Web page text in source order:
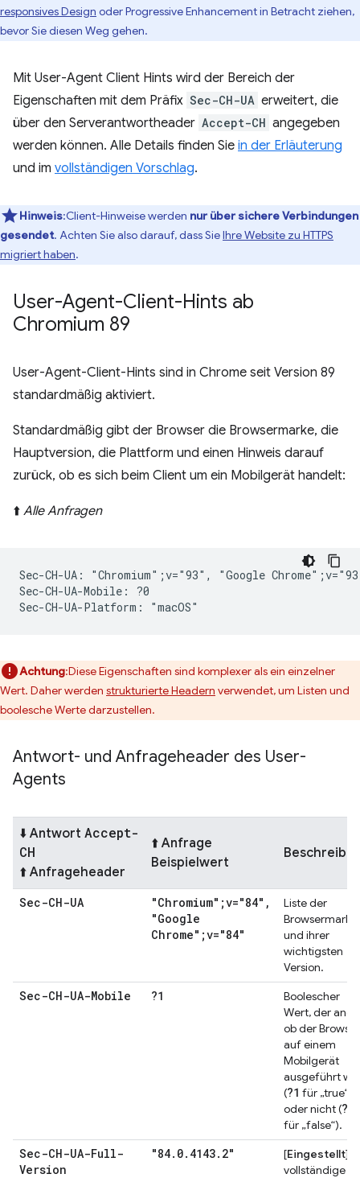
responsives Design oder Progressive Enhancement in Betracht ziehen,
bevor Sie diesen Weg gehen.
Mit User-Agent Client Hints wird der Bereich der
Eigenschaften mit dem Präfix Sec-CH-UA erweitert, die
über den Serverantwortheader Accept-CH angegeben
werden können. Alle Details finden Sie in der Erläuterung
und im vollständigen Vorschlag.
Hinweis:Client-Hinweise werden nur über sichere Verbindungen
gesendet. Achten Sie also darauf, dass SieIhre Website zu HTTPS
migriert haben.
User-Agent-Client-Hints ab
Chromium 89
User-Agent-Client-Hints sind in Chrome seit Version 89
standardmäßig aktiviert.
Standardmäßig gibt der Browser die Browsermarke, die
Hauptversion, die Plattform und einen Hinweis darauf
zurück, ob es sich beim Client um ein Mobilgerät handelt:
⬆️ Alle Anfragen
Sec-CH-UA: "Chromium";v="93", "Google
Sec-CH-UA-Mobile: ?0
Achtung:Diese Eigenschaften sind komplexer als ein einzelner
Wert. Daher werden strukturierte Headern verwendet, um Listen und
boolesche Werte darzustellen.
Antwort- und Anfrageheader des User-
Agents
⬇️ Antwort Accept-
CH
⬆️ Anfrageheader
⬆️ Anfrage
Beispielwert
Sec-CH-UA "Chromium";v="84" ,
"Google
Chrome";v="84"
Liste der
und ihrer
wichtigsten
Version.
Sec-CH-UA-Mobile ?1
Boolescher
Wert, der
ob der Browser
auf einem
Mobilgerät
ausgeführt
(?1 für „true“)
oder nicht (?0
für „false“).
Sec-CH-UA-Full-
Version
"84. 0. 4143. 2" [Eingestellt
vollständige